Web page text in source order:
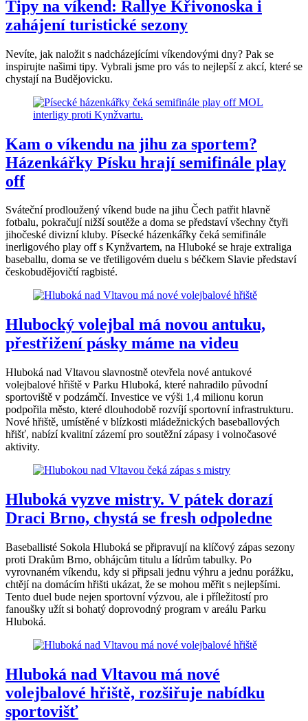
Tipy na víkend: Rallye Křivonoska i
zahájení turistické sezony
Nevíte, jak naložit s nadcházejícími víkendovými dny? Pak se
inspirujte našimi tipy. Vybrali jsme pro vás to nejlepší z akcí, které se
chystají na Budějovicku.
Kam o víkendu na jihu za sportem?
Házenkářky Písku hrají semifinále play
off
Sváteční prodloužený víkend bude na jihu Čech patřit hlavně
fotbalu, pokračují nižší soutěže a doma se představí všechny čtyři
jihočeské divizní kluby. Písecké házenkářky čeká semifinále
inerligového play off s Kynžvartem, na Hluboké se hraje extraliga
baseballu, doma se ve třetiligovém duelu s béčkem Slavie představí
českobudějovičtí ragbisté.
Hlubocký volejbal má novou antuku,
přestřižení pásky máme na videu
Hluboká nad Vltavou slavnostně otevřela nové antukové
volejbalové hřiště v Parku Hluboká, které nahradilo původní
sportoviště v podzámčí. Investice ve výši 1,4 milionu korun
podpořila město, které dlouhodobě rozvíjí sportovní infrastrukturu.
Nové hřiště, umístěné v blízkosti mládežnických baseballových
hřišť, nabízí kvalitní zázemí pro soutěžní zápasy i volnočasové
aktivity.
Hluboká vyzve mistry. V pátek dorazí
Draci Brno, chystá se fresh odpoledne
Baseballisté Sokola Hluboká se připravují na klíčový zápas sezony
proti Drakům Brno, obhájcům titulu a lídrům tabulky. Po
vyrovnaném víkendu, kdy si připsali jednu výhru a jednu porážku,
chtějí na domácím hřišti ukázat, že se mohou měřit s nejlepšími.
Tento duel bude nejen sportovní výzvou, ale i příležitostí pro
fanoušky užít si bohatý doprovodný program v areálu Parku
Hluboká.
Hluboká nad Vltavou má nové
volejbalové hřiště, rozšiřuje nabídku
sportovišť